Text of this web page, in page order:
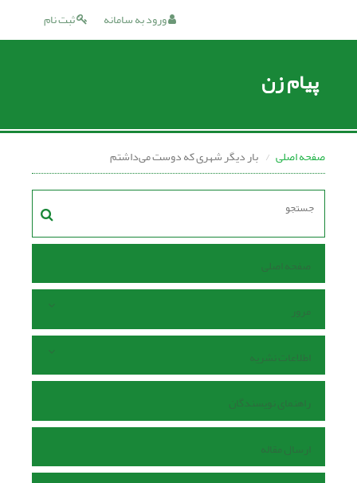
ثبت نام ورود به سامانه
پیام زن
صفحه اصلی بار دیگر شهری که دوست می‌داشتم
صفحه اصلی
مرور
اطلاعات نشریه
راهنمای نویسندگان
ارسال مقاله